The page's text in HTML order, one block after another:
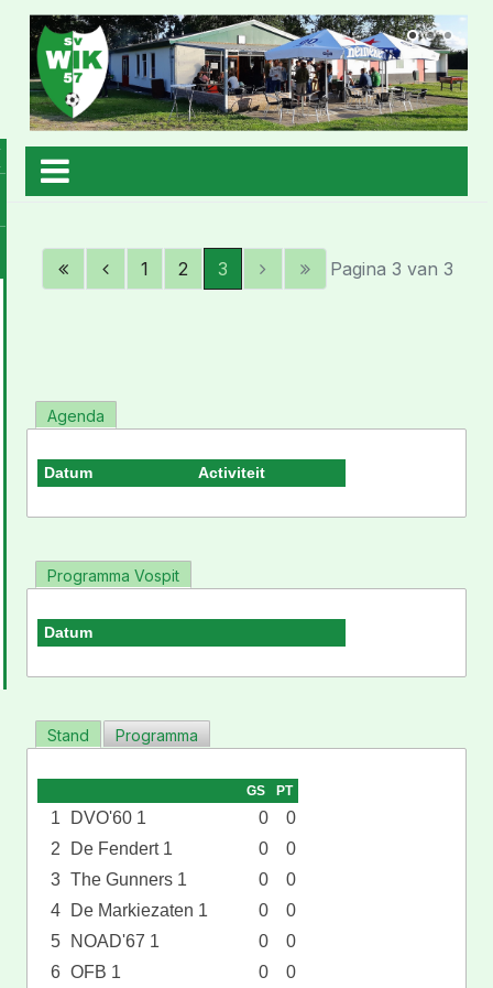
1 2 3 Pagina 3 van 3
Agenda
Datum Activiteit
Programma Vospit
Datum
Stand Programma
GS PT
1 DVO'60 1 0
0
2
De Fendert 1 0
0
3 The Gunners 1 0
0
4
De Markiezaten 1 0
0
5
NOAD'67 1 0
0
6 OFB 1 0
0